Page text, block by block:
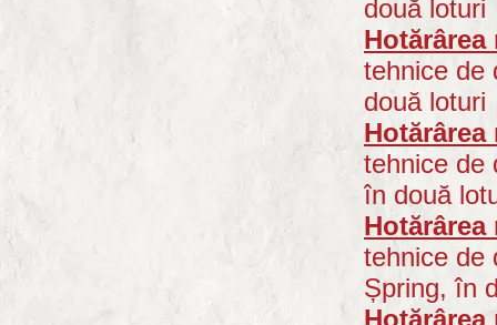
două loturi
Hotărârea
tehnice de
două loturi
Hotărârea
tehnice de
în două
Hotărârea
tehnice de
Șpring, în
Hotărârea